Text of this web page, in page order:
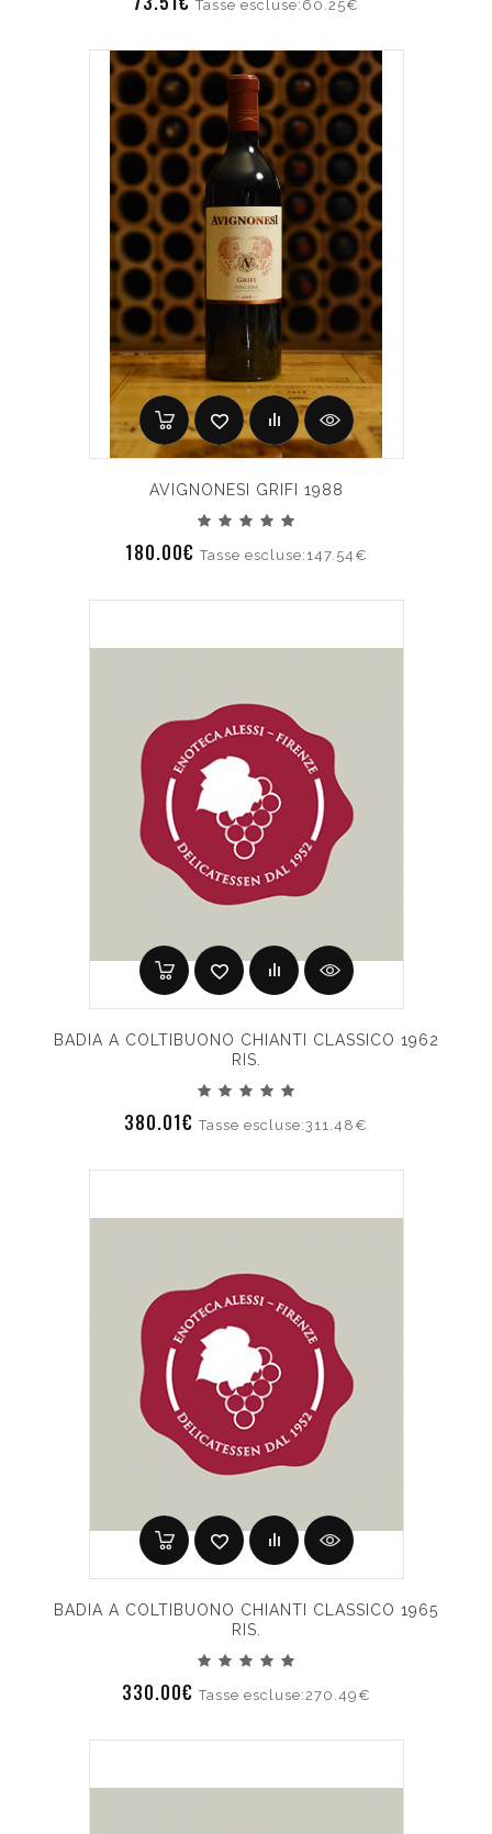
Tasse escluse:60.25€
AVIGNONESI GRIFI 1988
180.00€Tasse escluse:147.54€
BADIA A COLTIBUONO CHIANTI CLASSICO 1962
RIS.
380.01€Tasse escluse:311.48€
BADIA A COLTIBUONO CHIANTI CLASSICO 1965
RIS.
330.00€Tasse escluse:270.49€